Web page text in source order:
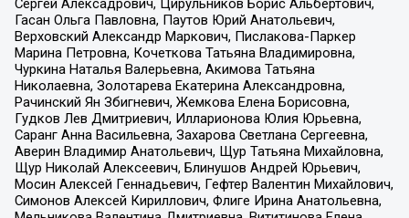
Сергей Алексадрович, Цирульников Борис Альбертович,
Гасан Ольга Павловна, Паутов Юрий Анатольевич,
Верховский Александр Маркович, Пислакова-Паркер
Марина Петровна, Кочеткова Татьяна Владимировна,
Чуркина Наталья Валерьевна, Акимова Татьяна
Николаевна, Золотарева Екатерина Александровна,
Рачинский Ян Збигневич, Жемкова Елена Борисовна,
Гудков Лев Дмитриевич, Илларионова Юлия Юрьевна,
Саранг Анна Васильевна, Захарова Светлана Сергеевна,
Аверин Владимир Анатольевич, Щур Татьяна Михайловна,
Щур Николай Алексеевич, Блинушов Андрей Юрьевич,
Мосин Алексей Геннадьевич, Гефтер Валентин Михайлович,
Симонов Алексей Кириллович, Флиге Ирина Анатольевна,